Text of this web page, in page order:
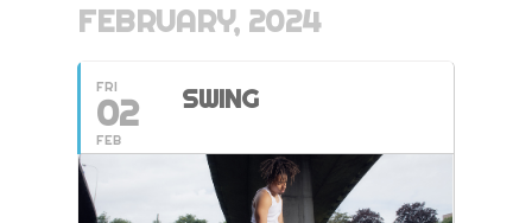
FEBRUARY, 2024
FRI
02
FEB
SWING